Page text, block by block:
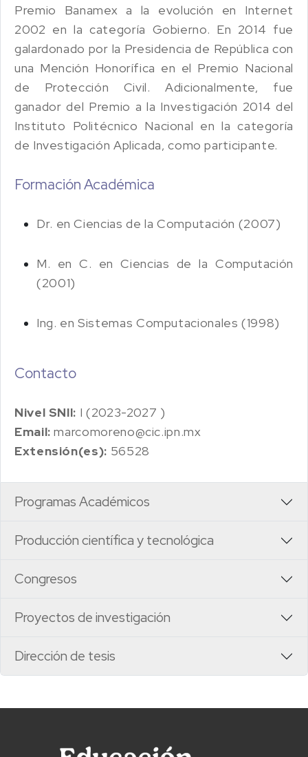
Premio Banamex a la evolución en Internet
2002 en la categoría Gobierno. En 2014 fue
galardonado por la Presidencia de República con
una Mención Honorífica en el Premio Nacional
de Protección Civil. Adicionalmente, fue
ganador del Premio a la Investigación 2014 del
Instituto Politécnico Nacional en la categoría
de Investigación Aplicada, como participante.
Formación Académica
Dr. en Ciencias de la Computación (2007)
M. en C. en Ciencias de la Computación
(2001)
Ing. en Sistemas Computacionales (1998)
Contacto
Nivel SNII: I (2023-2027 )
Email: marcomoreno@cic.ipn.mx
Extensión(es): 56528
Programas Académicos
Producción científica y tecnológica
Congresos
Proyectos de investigación
Dirección de tesis